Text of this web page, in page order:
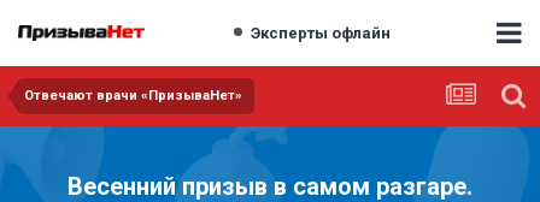
Эксперты офлайн
Отвечают врачи «ПризываНет»
Весенний призыв в самом разгаре.